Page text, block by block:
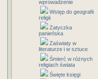
wprowadzenie
Wstęp do geografii
religii
Zatyczka
panieńska
Zaświaty w
literaturze i w sztuce
Śmierć w różnych
religiach świata
Święte księgi